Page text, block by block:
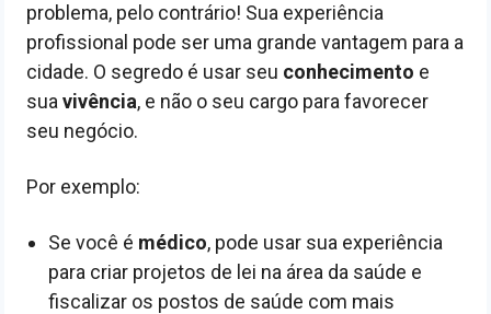
problema, pelo contrário! Sua experiência
profissional pode ser uma grande vantagem para a
cidade. O segredo é usar seu conhecimento e
sua vivência, e não o seu cargo para favorecer
seu negócio.
Por exemplo:
Se você é médico, pode usar sua experiência
para criar projetos de lei na área da saúde e
fiscalizar os postos de saúde com mais